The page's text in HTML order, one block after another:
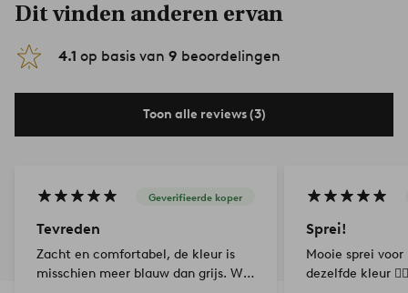
Dit vinden anderen ervan
4.1 op basis van 9 beoordelingen
Toon alle reviews (3)
Geverifieerde koper
Tevreden
Zacht en comfortabel, de kleur is
misschien meer blauw dan grijs. We
Sprei!
Mooie sprei
dezelfde kleur 👍🏼